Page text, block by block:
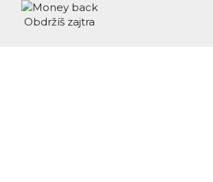
Obdržíš zajtra